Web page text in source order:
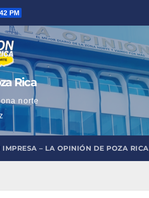
PM
Rica
norte
IMPRESA – LA OPINIÓN DE POZA RICA